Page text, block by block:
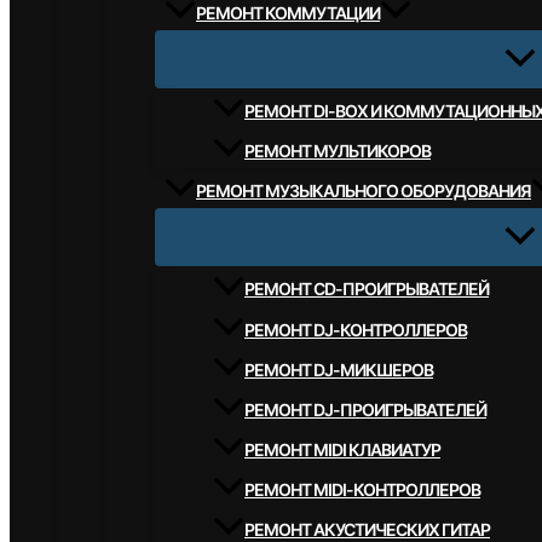
РЕМОНТ КОММУТАЦИИ
РЕМОНТ DI-BOX И
РЕМОНТ МУЛЬТИКОРОВ
РЕМОНТ МУЗЫКАЛЬНОГО ОБОРУДОВАНИЯ
РЕМОНТ CD-ПРОИГРЫВАТЕЛЕЙ
РЕМОНТ DJ-КОНТРОЛЛЕРОВ
РЕМОНТ DJ-МИКШЕРОВ
РЕМОНТ DJ-ПРОИГРЫВАТЕЛЕЙ
РЕМОНТ MIDI КЛАВИАТУР
РЕМОНТ MIDI-КОНТРОЛЛЕРОВ
РЕМОНТ АКУСТИЧЕСКИХ ГИТАР